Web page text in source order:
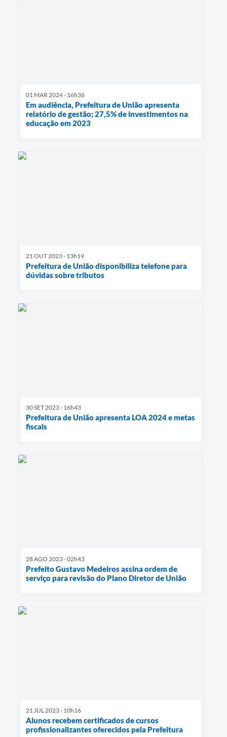
01 MAR 2024 - 16h36
Em audiência, Prefeitura de União apresenta
relatório de gestão; 27,5% de investimentos na
educação em 2023
21 OUT 2023 - 13h19
Prefeitura de União disponibiliza telefone para
dúvidas sobre tributos
30 SET 2023 - 16h43
Prefeitura de União apresenta LOA 2024 e metas
fiscais
28 AGO 2023 - 02h43
Prefeito Gustavo Medeiros assina ordem de
serviço para revisão do Plano Diretor de União
21 JUL 2023 - 10h16
Alunos recebem certificados de cursos
profissionalizantes oferecidos pela Prefeitura